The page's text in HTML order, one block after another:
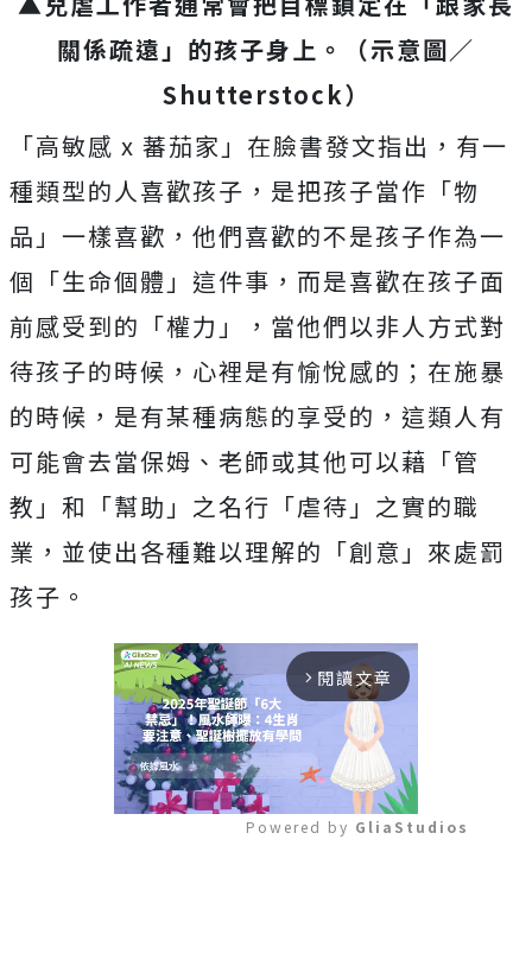
關係疏遠」的孩子身上。（示意圖／
Shutterstock）
「高敏感 x 蕃茄家」在臉書發文指出，有一
種類型的人喜歡孩子，是把孩子當作「物
品」一樣喜歡，他們喜歡的不是孩子作為一
個「生命個體」這件事，而是喜歡在孩子面
前感受到的「權力」，當他們以非人方式對
待孩子的時候，心裡是有愉悅感的；在施暴
的時候，是有某種病態的享受的，這類人有
可能會去當保姆、老師或其他可以藉「管
教」和「幫助」之名行「虐待」之實的職
業，並使出各種難以理解的「創意」來處罰
孩子。
arrow_forward_ios 閱讀文章
Powered by GliaStudios